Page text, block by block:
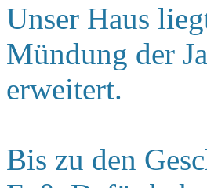
Unser Haus
Mündung der
erweitert.
Bis zu den